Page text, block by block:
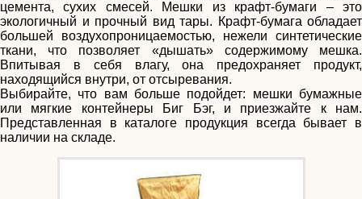
цемента, сухих смесей. Мешки из крафт-бумаги – это
экологичный и прочный вид тары. Крафт-бумага обладает
большей воздухопроницаемостью, нежели синтетические
ткани, что позволяет «дышать» содержимому мешка.
Впитывая в себя влагу, она предохраняет продукт,
находящийся внутри, от отсыревания.
Выбирайте, что вам больше подойдет: мешки бумажные
или мягкие контейнеры Биг Бэг, и приезжайте к нам.
Представленная в каталоге продукция всегда бывает в
наличии на складе.